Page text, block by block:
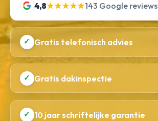
4,8★★★★★143 Google reviews
✓ Gratis telefonisch advies
✓ Gratis dakinspectie
✓ 10 jaar schriftelijke garantie